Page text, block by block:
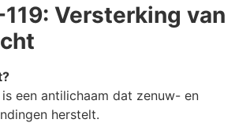
119: Versterking van
is een antilichaam dat zenuw- en
herstelt.